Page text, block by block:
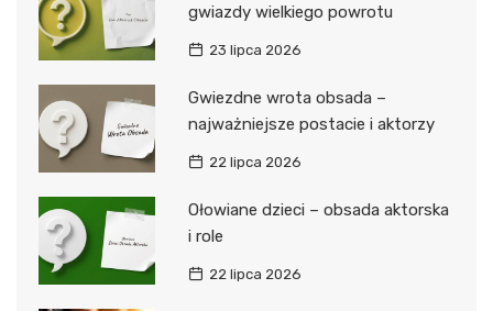
gwiazdy wielkiego powrotu
23 lipca 2026
Gwiezdne wrota obsada –
najważniejsze postacie i aktorzy
22 lipca 2026
Ołowiane dzieci – obsada aktorska
i role
22 lipca 2026